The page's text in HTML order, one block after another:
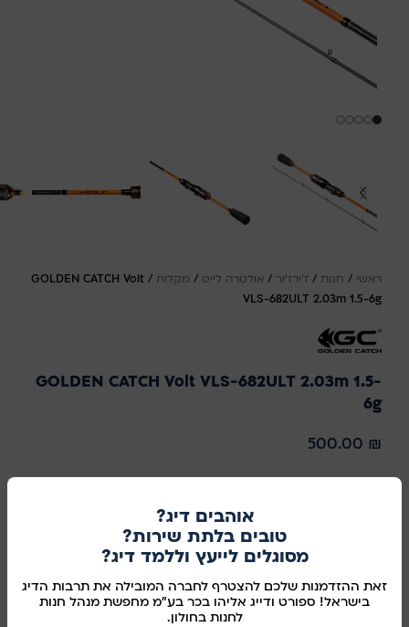
אוהבים דיג?
טובים בלתת שירות?
מסוגלים לייעץ וללמד דיג?
זאת ההזדמנות שלכם להצטרף לחברה המובילה את תרבות הדיג
בישראל! ספורט ודייג אליהו בכר בע"מ מחפשת מנהל חנות
לחנות בחולון.
ראשי / חנות / ז'ירז'ור / אולטרה לייט / מקלות /
GOLDEN CATCH Volt
VLS-682ULT 2.03m 1.5-6g
GOLDEN CATCH Volt VLS-682ULT 2.03m 1.5-
6g
500.00 ₪
דמויים, ג'יג'ים וספינרים. המקלות מצוידים בקצה צינורי קלאסי,
הבלנק עשוי גרפיט בעל מודלוס גבוה, בעל חיזוק נוסף עם סרט
אזל מהמלאי